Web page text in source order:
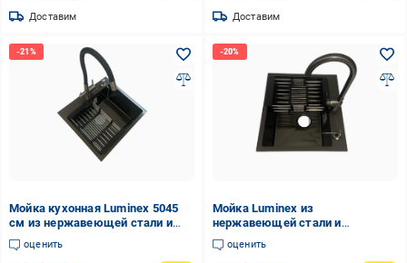
Доставим Доставим
Мойка кухонная Luminex 5045
см из нержавеющей стали и
гибкий кран с фильтром воды
Venta BK813SB Черный
оценить
Мойка Luminex из
нержавеющей стали и
смеситель Luminex из латуни
50х45 см 3,0/1,0 мм
оценить